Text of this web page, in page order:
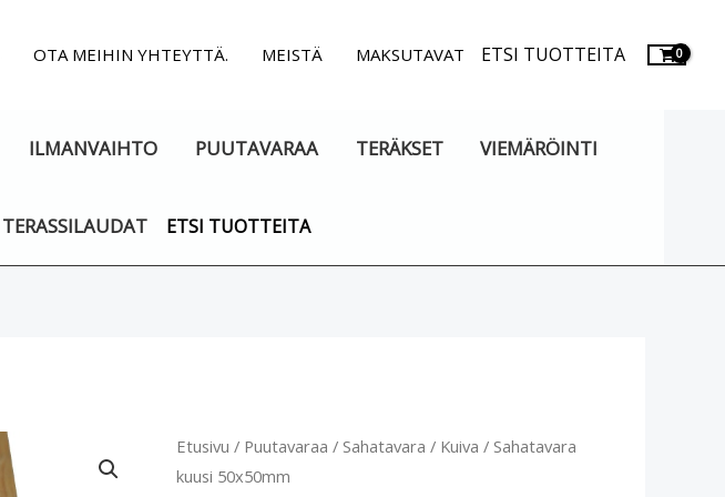
OTA MEIHIN YHTEYTTÄ. MEISTÄ MAKSUTAVAT ETSI TUOTTEITA
ILMANVAIHTO PUUTAVARAA TERÄKSET VIEMÄRÖINTI
TERASSILAUDAT ETSI TUOTTEITA
Etusivu / Puutavaraa / Sahatavara / Kuiva / Sahatavara
kuusi 50x50mm
Alkuperäinen
Nykyinen
Sahatavara
kuusi